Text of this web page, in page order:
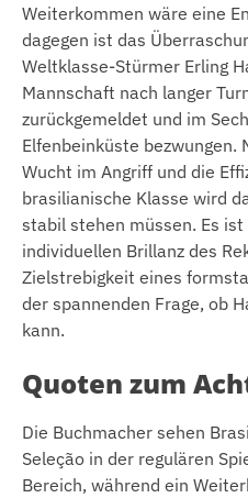
Weiterkommen wäre eine
dagegen ist das
Weltklasse-Stürmer Erling
Mannschaft nach langer
zurückgemeldet und im
Elfenbeinküste bezwungen.
Wucht im Angriff und die
brasilianische Klasse wird
stabil stehen müssen. Es
individuellen Brillanz des
Zielstrebigkeit eines
der spannenden Frage, ob
kann.
Quoten zum
Die Buchmacher sehen
Seleção in der regulären
Bereich, während ein